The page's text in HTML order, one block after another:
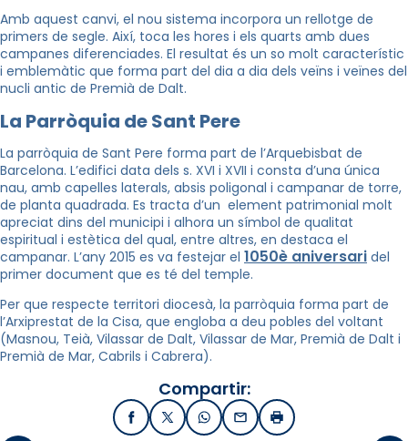
Amb aquest canvi, el nou sistema incorpora un rellotge de
primers de segle. Així, toca les hores i els quarts amb dues
campanes diferenciades. El resultat és un so molt característic
i emblemàtic que forma part del dia a dia dels veïns i veïnes del
nucli antic de Premià de Dalt.
La Parròquia de Sant Pere
La parròquia de Sant Pere forma part de l’Arquebisbat de
Barcelona. L’edifici data dels s. XVI i XVII i consta d’una única
nau, amb capelles laterals, absis poligonal i campanar de torre,
de planta quadrada. Es tracta d’un element patrimonial molt
apreciat dins del municipi i alhora un símbol de qualitat
espiritual i estètica del qual, entre altres, en destaca el
campanar. L’any 2015 es va festejar el 1050è aniversari del
primer document que es té del temple.
Per que respecte territori diocesà, la parròquia forma part de
l’Arxiprestat de la Cisa, que engloba a deu pobles del voltant
(Masnou, Teià, Vilassar de Dalt, Vilassar de Mar, Premià de Dalt i
Premià de Mar, Cabrils i Cabrera).
Compartir:
FacebookX / TwitterWhatsApp
EmailImprimir